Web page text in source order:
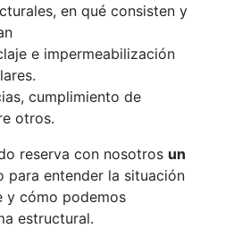
en qué consisten y
e impermeabilización
cumplimiento de
otros.
reserva con nosotros un
para entender la situación
y cómo podemos
estructural.